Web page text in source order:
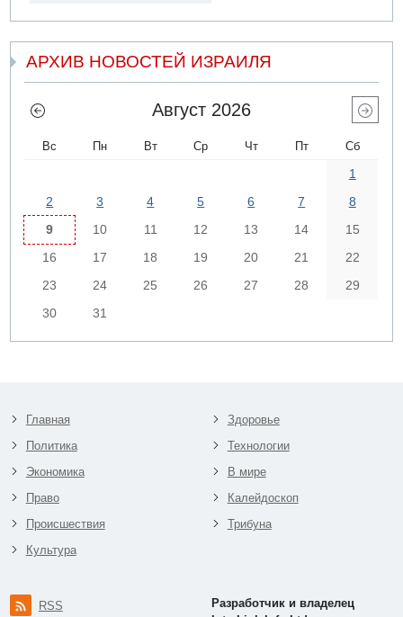
АРХИВ НОВОСТЕЙ ИЗРАИЛЯ
Август 2026
Вс Пн Вт Ср Чт Пт Сб
1
2
3 4 5 6 7
8
9
10 11 12 13 14
15
16
17 18 19 20 21
22
23
24 25 26 27 28
29
30
31
Главная
Политика
Экономика
Право
Происшествия
Культура
Здоровье
Технологии
В мире
Калейдоскоп
Трибуна
RSS
Разработчик и владелец